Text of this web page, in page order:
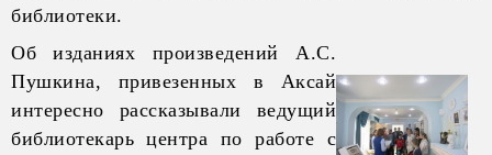
библиотеки.
Об изданиях произведений А.С.
Пушкина, привезенных в Аксай
интересно рассказывали ведущий
библиотекарь центра по работе с